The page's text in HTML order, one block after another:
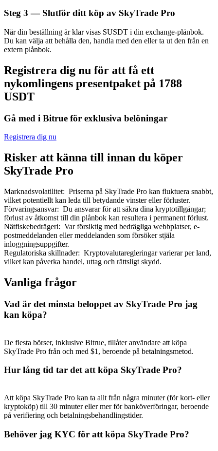
Lär dig mer om att tjäna passiv inkomst
Bitrue
Bitrue Partners
Bitrue Affiliates
Upp till 65% provision!
Hänvisning
Bjud in en vän för att få kontantbelöningar
Steg 3 — Slutför ditt köp av SkyTrade Pro
När din beställning är klar visas SUSDT i din exchange-plånbok.
Du kan välja att behålla den, handla med den eller ta ut den från en
extern plånbok.
Registrera dig nu för att få ett
nykomlingens presentpaket på 1788
USDT
Gå med i Bitrue för exklusiva belöningar
Registrera dig nu
Risker att känna till innan du köper
SkyTrade Pro
Marknadsvolatilitet: Priserna på SkyTrade Pro kan fluktuera snabbt,
vilket potentiellt kan leda till betydande vinster eller förluster.
Förvaringsansvar: Du ansvarar för att säkra dina kryptotillgångar;
förlust av åtkomst till din plånbok kan resultera i permanent förlust.
Nätfiskebedrägeri: Var försiktig med bedrägliga webbplatser, e-
postmeddelanden eller meddelanden som försöker stjäla
inloggningsuppgifter.
Regulatoriska skillnader: Kryptovalutaregleringar varierar per land,
vilket kan påverka handel, uttag och rättsligt skydd.
Vanliga frågor
Vad är det minsta beloppet av SkyTrade Pro jag
kan köpa?
De flesta börser, inklusive Bitrue, tillåter användare att köpa
SkyTrade Pro från och med $1, beroende på betalningsmetod.
Hur lång tid tar det att köpa SkyTrade Pro?
Att köpa SkyTrade Pro kan ta allt från några minuter (för kort- eller
kryptoköp) till 30 minuter eller mer för banköverföringar, beroende
på verifiering och betalningsbehandlingstider.
Behöver jag KYC för att köpa SkyTrade Pro?